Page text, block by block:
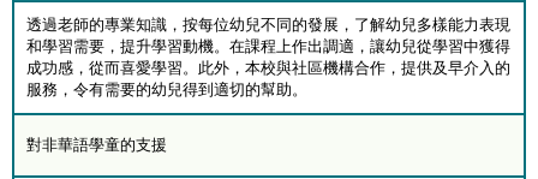
透過老師的專業知識，按每位幼兒不同的發展，了解幼兒多樣能力表現
和學習需要，提升學習動機。在課程上作出調適，讓幼兒從學習中獲得
成功感，從而喜愛學習。此外，本校與社區機構合作，提供及早介入的
服務，令有需要的幼兒得到適切的幫助。
對非華語學童的支援